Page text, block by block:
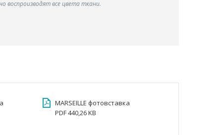
воспроизводят все цвета ткани.
MARSEILLE фотовставка
PDF 440,26 KB